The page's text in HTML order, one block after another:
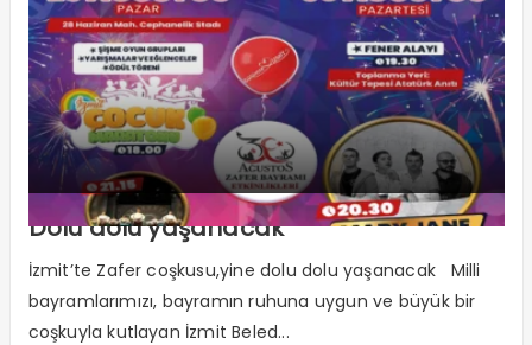
Dolu dolu yaşanacak
İzmit’te Zafer coşkusu,yine dolu dolu yaşanacak Milli
bayramlarımızı, bayramın ruhuna uygun ve büyük bir
coşkuyla kutlayan İzmit Beled...